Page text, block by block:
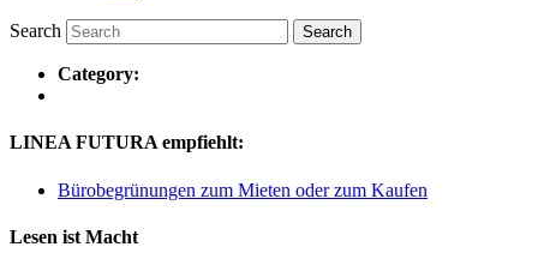
Search
Category:
LINEA FUTURA empfiehlt:
Bürobegrünungen zum Mieten oder zum Kaufen
Lesen ist Macht